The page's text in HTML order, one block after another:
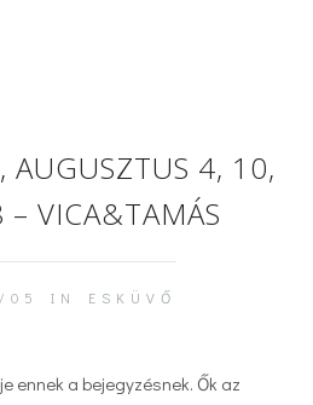
AUGUSZTUS 4, 10,
VICA&TAMÁS
05 IN ESKÜVŐ
ennek a bejegyzésnek. Ők az